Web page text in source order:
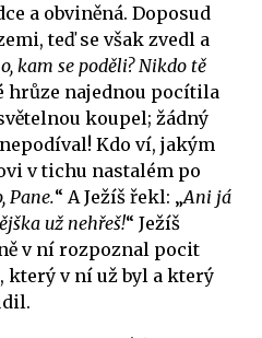
a obviněná. Doposud
teď se však zvedl a
kam se poděli? Nikdo tě
hrůze najednou pocítila
koupel; žádný
Kdo ví, jakým
v tichu nastalém po
Pane.“ A Ježíš řekl: „Ani já
už nehřeš!“ Ježíš
v ní rozpoznal pocit
v ní už byl a který